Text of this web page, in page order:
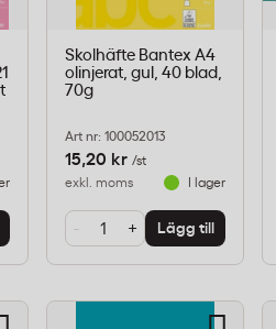
Skolhäfte Bantex A4
olinjerat, gul, 40 blad,
70g
Art nr: 100052013
15,20 kr /st
exkl. moms
I lager
- + Lägg till